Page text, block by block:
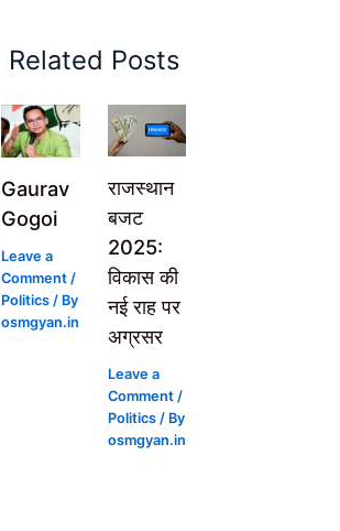
p
p
n
g
er
m
Related Posts
Gaurav
Gogoi
Leave a
Comment /
Politics / By
osmgyan.in
राजस्थान
बजट
2025:
विकास की
नई राह पर
अग्रसर
Leave a
Comment /
Politics/ By
osmgyan.in